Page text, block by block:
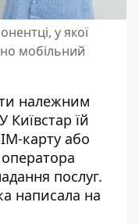
у якої
мобільний
належним
їй
карту або
послуг.
написала на